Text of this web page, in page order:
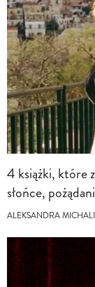
4 książki, które
słońce,
ALEKSANDRA